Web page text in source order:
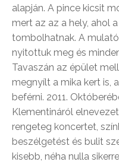
alapján. A pince kicsit
mert az az a hely, ahol
tombolhatnak. A
nyitottuk meg és
Tavaszán az épület
megnyílt a mika kert is,
beférni. 2011.
Klementináról
rengeteg koncertet,
beszélgetést és bulit
kisebb, néha nulla